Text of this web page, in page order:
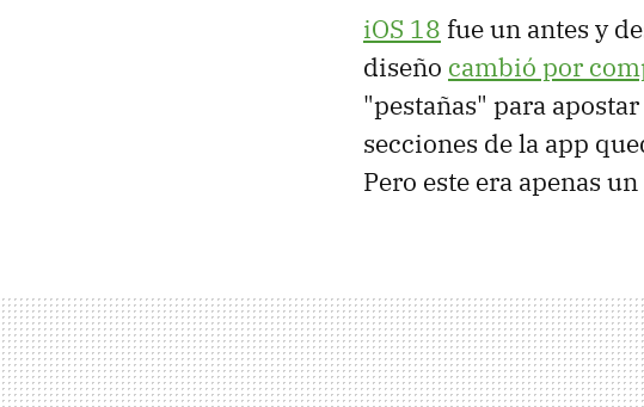
iOS 18 fue un antes y
diseño cambió por
"pestañas" para
secciones de la app
Pero este era apenas